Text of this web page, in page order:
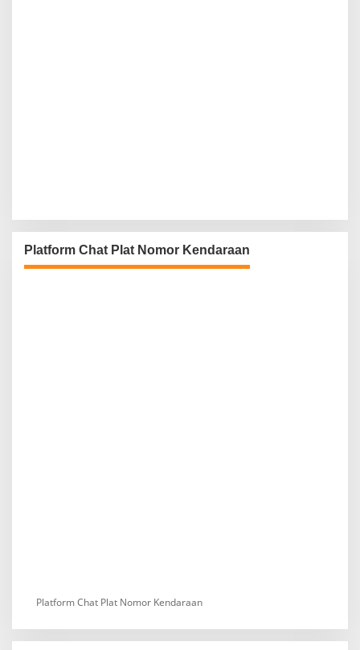
Platform Chat Plat Nomor Kendaraan
Platform Chat Plat Nomor Kendaraan